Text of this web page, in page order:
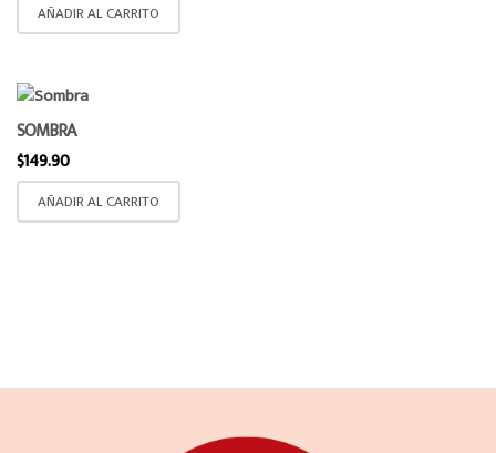
AÑADIR AL CARRITO
SOMBRA
$149.90
AÑADIR AL CARRITO